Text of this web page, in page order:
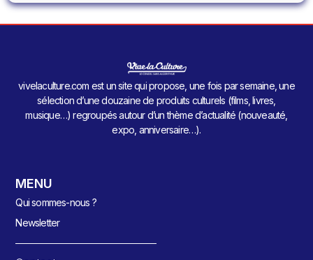
vivelaculture.com est un site qui propose, une fois par semaine, une
sélection d’une douzaine de produits culturels (films, livres,
musique…) regroupés autour d’un thème d’actualité (nouveauté,
expo, anniversaire…).
MENU
Qui sommes-nous ?
Newsletter